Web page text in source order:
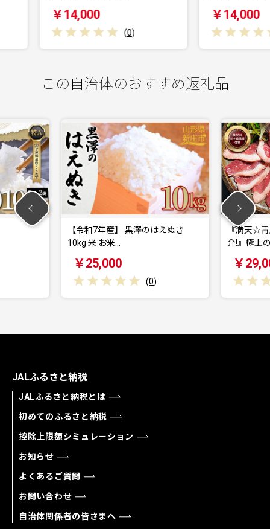
￥14,000 ￥
この自治体のおすすめ返礼品
澤のはえぬき
『満天☆青空レストランでご紹
介!』極上の鴨を手軽に…
￥29,000
JALふるさと納税
JALふるさと納税とは
初めてのふるさと納税
控除上限額シミュレーション
お知らせ
よくあるご質問
お問い合わせ
自治体関係者の皆さまへ